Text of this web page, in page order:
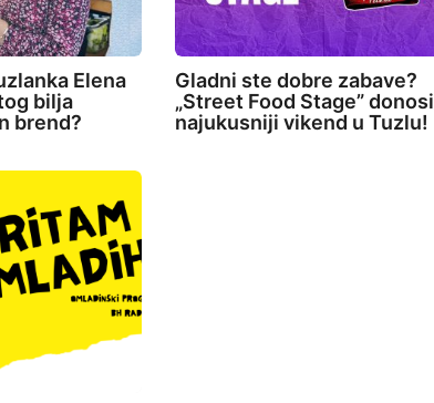
Elena
bilja
brend?
Gladni ste dobre zabave?
„Street Food Stage” donosi
najukusniji vikend u Tuzlu!